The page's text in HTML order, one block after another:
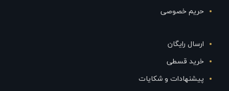
حریم خصوصی
ارسال رایگان
خرید قسطی
پیشنهادات و شکایات